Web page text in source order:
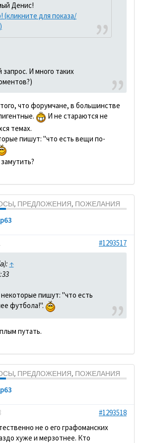
Денис!
(кликните для показа/
запрос. И много таких
что форумчане, в большинстве
И не стараются не
темах.
пишут: "что есть вещи по-
ПРЕДЛОЖЕНИЯ, ПОЖЕЛАНИЯ
#1293517
↑
пишут: "что есть
футбола!".
путать.
ПРЕДЛОЖЕНИЯ, ПОЖЕЛАНИЯ
#1293518
не о его графоманских
хуже и мерзотнее. Кто